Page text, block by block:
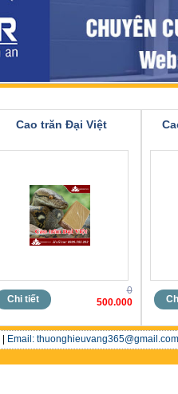
Cao trăn Đại Việt
Chi tiết
0
500.000
Email: